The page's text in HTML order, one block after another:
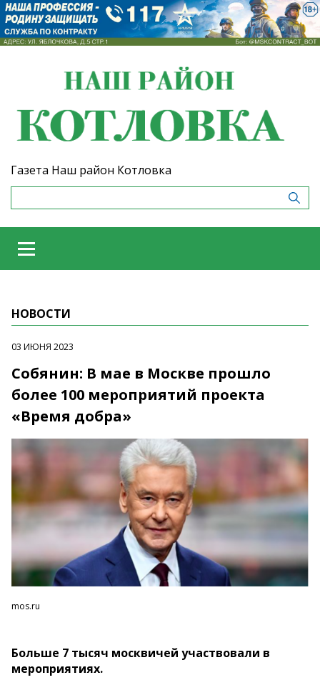
Газета Наш район Котловка
НОВОСТИ
03 ИЮНЯ 2023
Собянин: В мае в Москве прошло
более 100 мероприятий проекта
«Время добра»
mos.ru
Больше 7 тысяч москвичей участвовали в
мероприятиях.